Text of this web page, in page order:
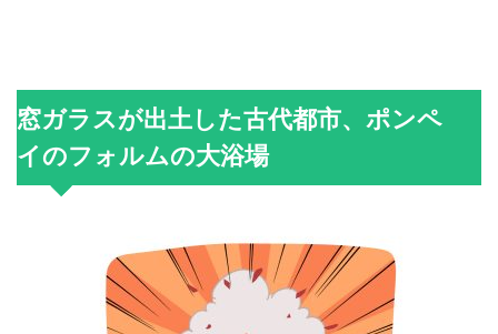
窓ガラスが出土した古代都市、ポンペ
イのフォルムの大浴場